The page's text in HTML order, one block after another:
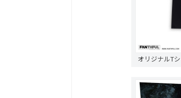
オリジナルT